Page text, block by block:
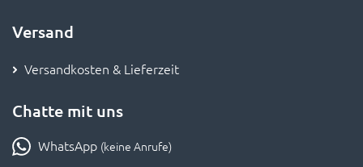
Versand
Versandkosten & Lieferzeit
Chatte mit uns
WhatsApp (keine Anrufe)